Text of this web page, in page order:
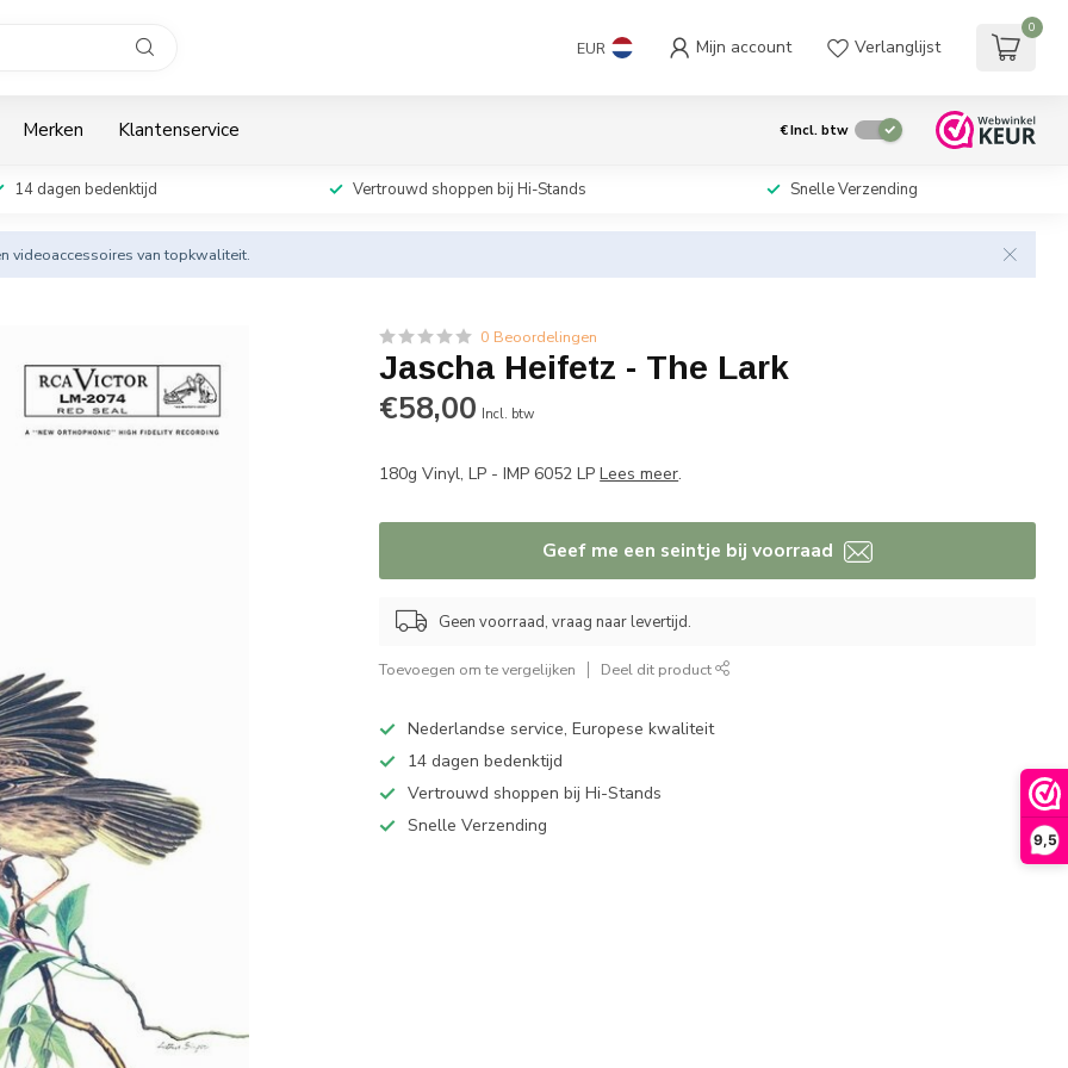
9,5
EUR Mijn account Verlanglijst
0
Merken Klantenservice €Incl. btw
14 dagen bedenktijd Vertrouwd shoppen bij Hi-Stands Snelle Verzending
videoaccessoires van topkwaliteit.
0 Beoordelingen
Jascha Heifetz - The Lark
€58,00 Incl. btw
180g Vinyl, LP - IMP 6052 LPLees meer.
Geef me een seintje bij voorraad
Geen voorraad, vraag naar levertijd.
Toevoegen om te vergelijken Deel dit product
Nederlandse service, Europese kwaliteit
14 dagen bedenktijd
Vertrouwd shoppen bij Hi-Stands
Snelle Verzending